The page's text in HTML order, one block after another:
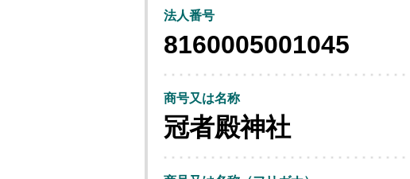
法人番号
8160005001045
商号又は名称
冠者殿神社